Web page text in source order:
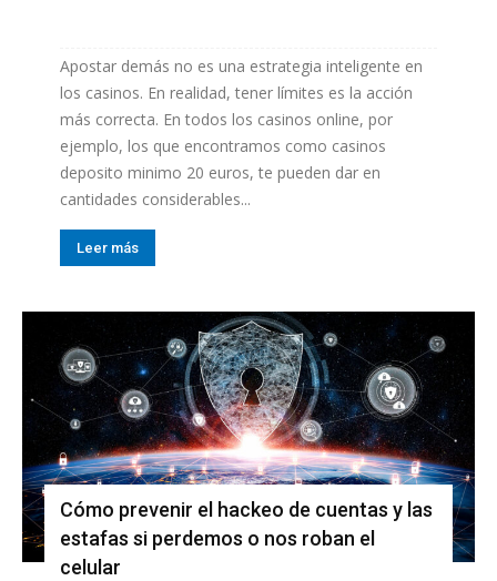
Apostar demás no es una estrategia inteligente en
los casinos. En realidad, tener límites es la acción
más correcta. En todos los casinos online, por
ejemplo, los que encontramos como casinos
deposito minimo 20 euros, te pueden dar en
cantidades considerables...
Leer más
Cómo prevenir el hackeo de cuentas y las
estafas si perdemos o nos roban el
celular